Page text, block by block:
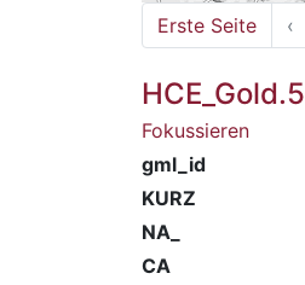
Erste Seite ‹
HCE_Gold.5
Fokussieren
gml_id
KURZ
NA_
CA